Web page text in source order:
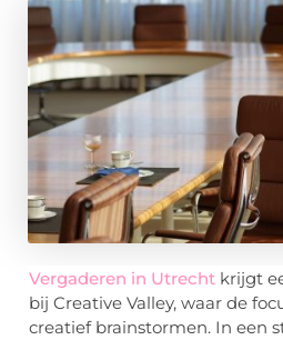
Vergaderen in Utrecht krijgt
bij Creative Valley, waar de
creatief brainstormen. In een